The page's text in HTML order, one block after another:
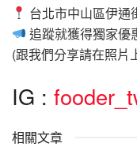
台北市中山區伊通
追蹤就獲得獨家優
(跟我們分享請在照片
IG :
相關文章